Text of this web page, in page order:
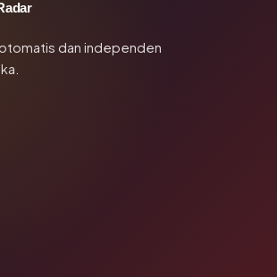
dan independen